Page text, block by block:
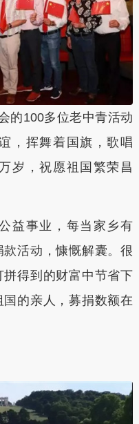
100多位老中青活动
，挥舞着国旗，歌唱
岁，祝愿祖国繁荣昌
事业，每当家乡有
活动，慷慨解囊。很
得到的财富中节省下
的亲人，募捐数额在